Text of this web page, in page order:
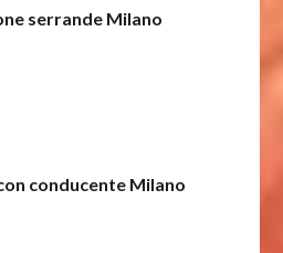
serrande Milano
conducente Milano